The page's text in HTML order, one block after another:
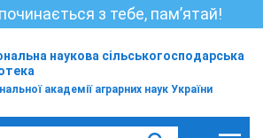
з тебе, пам’ятай!
наукова сільськогосподарська
академії аграрних наук України